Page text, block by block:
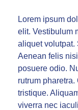
Lorem ipsum
elit. Vestibulum
aliquet volutpat.
Aenean felis
posuere odio.
rutrum
tristique.
viverra nec